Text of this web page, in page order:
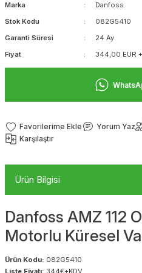
Marka
Danfoss
Stok Kodu
082G5410
Garanti Süresi
24 Ay
Fiyat
344,00 EUR
Yorum Yaz
Karşılaştır
Ürün Bilgisi
Danfoss AMZ 112
Motorlu Küresel
Ürün Kodu: 082G5410
Liste Fiyatı: 344€+KDV